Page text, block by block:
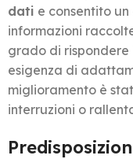
dati e consentito
informazioni
grado di rispondere
esigenza di
miglioramento è
interruzioni o